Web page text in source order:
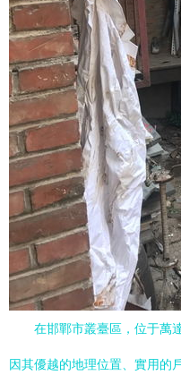
在邯鄲市叢臺區，位于萬
因其優越的地理位置、實用的